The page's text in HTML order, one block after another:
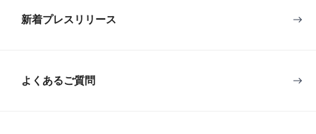
新着プレスリリース
よくあるご質問